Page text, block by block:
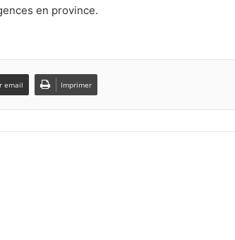
en province.
email Imprimer